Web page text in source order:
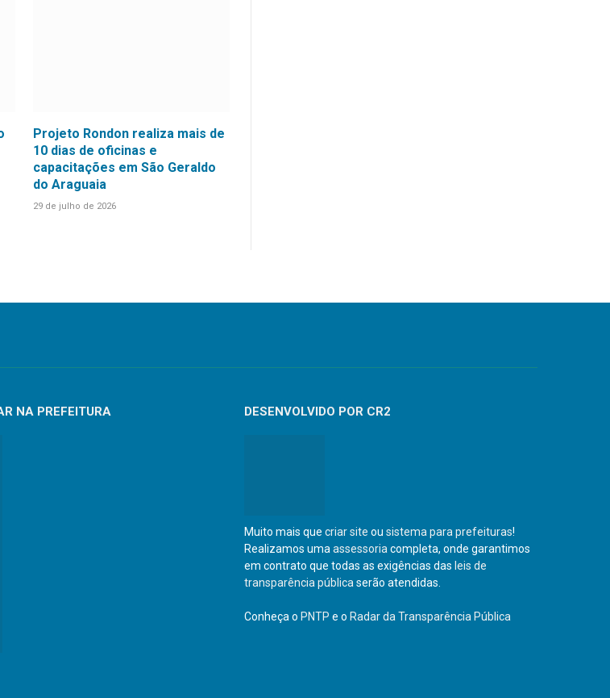
Projeto Rondon realiza mais de
10 dias de oficinas e
capacitações em São Geraldo
do Araguaia
29 de julho de 2026
NA PREFEITURA DESENVOLVIDO POR CR2
Muito mais que criar site ou sistema para prefeituras!
Realizamos uma assessoria completa, onde garantimos
em contrato que todas as exigências das leis de
transparência pública serão atendidas.
Conheça o PNTP e o Radar da Transparência Pública